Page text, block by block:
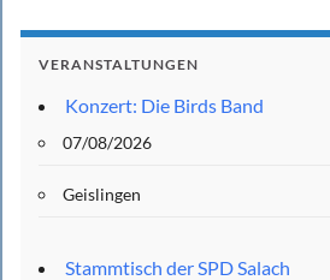
VERANSTALTUNGEN
Konzert: Die Birds Band
07/08/2026
Geislingen
Stammtisch der SPD Salach